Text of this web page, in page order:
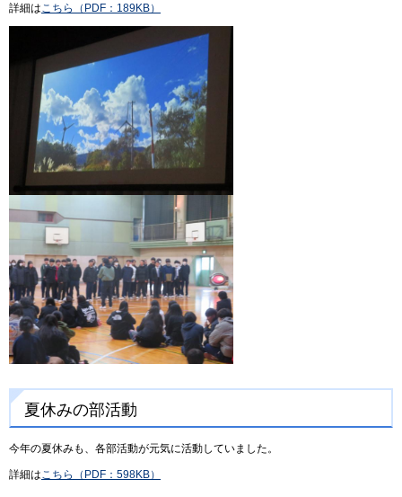
詳細はこちら（PDF：189KB）
夏休みの部活動
今年の夏休みも、各部活動が元気に活動していました。
詳細は こちら（PDF：598KB）